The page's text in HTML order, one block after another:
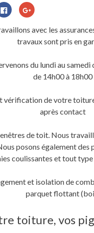
Cliquez
pour
partager
sur
Facebook(ouvre
dans
une
Cliquez
pour
Google+
dans
fenêtre)
avec les
travaux sont pris en
du lundi au samedi
de 14h00 à 18h00
vérification de votre
après contact
de toit. Nous
posons également des
coulissantes et tout
et isolation de
parquet flottant
toiture, vos